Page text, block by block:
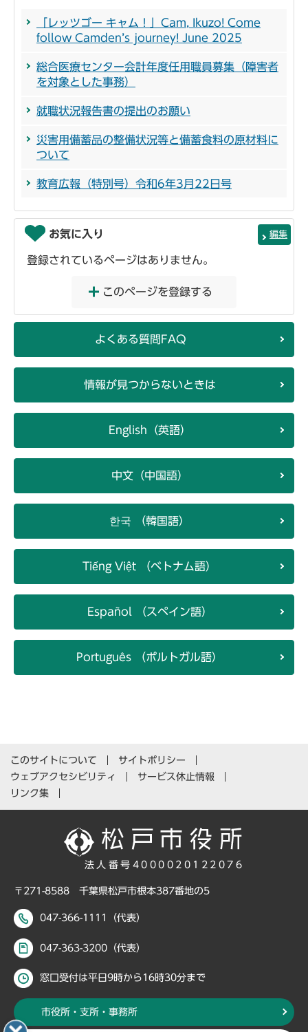
「レッツゴー キャム！」Cam, Ikuzo! Come
follow Camden’s journey! June 2025
総合医療センター会計年度任用職員募集（障害者
を対象とした事務）
就職状況報告書の提出のお願い
災害用備蓄品の整備状況等と備蓄食料の原材料に
ついて
教育広報（特別号）令和6年3月22日号
お気に入り 編集
登録されているページはありません。
このページを登録する
よくある質問FAQ
情報が見つからないときは
English（英語）
中文（中国語）
한국 （韓国語）
Tiếng Việt （ベトナム語）
Español （スペイン語）
Português （ポルトガル語）
このサイトについて
サイトポリシー
ウェブアクセシビリティ
サービス休止情報
リンク集
法人番号4000020122076
〒271-8588 千葉県松戸市根本387番地の5
047-366-1111（代表）
047-363-3200（代表）
窓口受付は平日9時から16時30分まで
市役所・支所・事務所